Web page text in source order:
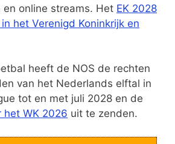
online streams. Het EK 2028
het Verenigd Koninkrijk en
heeft de NOS de rechten
van het Nederlands elftal in
tot en met juli 2028 en de
het WK 2026 uit te zenden.